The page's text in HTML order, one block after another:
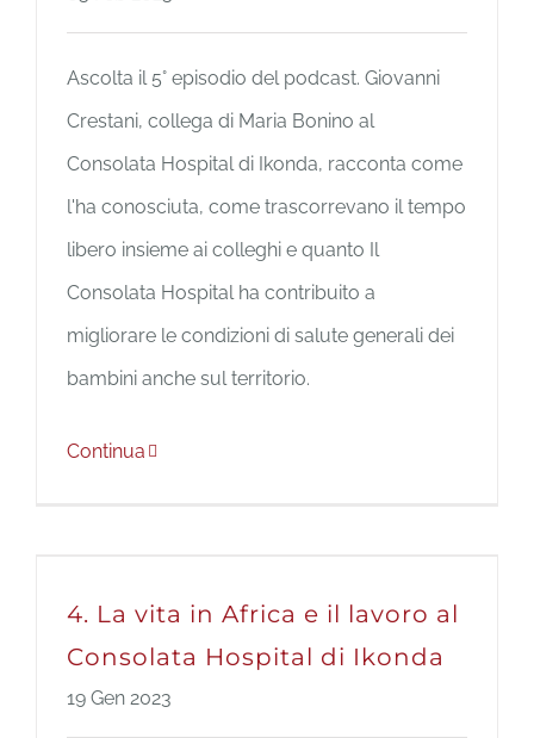
Ascolta il 5° episodio del podcast. Giovanni
Crestani, collega di Maria Bonino al
Consolata Hospital di Ikonda, racconta come
l'ha conosciuta, come trascorrevano il tempo
libero insieme ai colleghi e quanto Il
Consolata Hospital ha contribuito a
migliorare le condizioni di salute generali dei
bambini anche sul territorio.
Continua
4. La vita in Africa e il lavoro al
Consolata Hospital di Ikonda
19 Gen 2023